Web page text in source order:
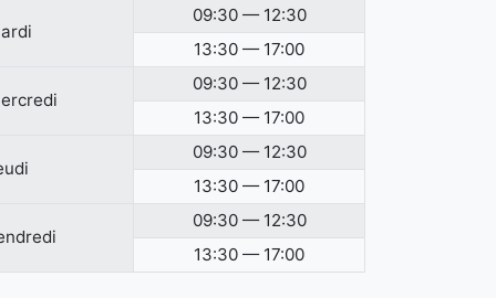
09:30 — 12:30
13:30 — 17:00
09:30 — 12:30
13:30 — 17:00
09:30 — 12:30
13:30 — 17:00
09:30 — 12:30
13:30 — 17:00